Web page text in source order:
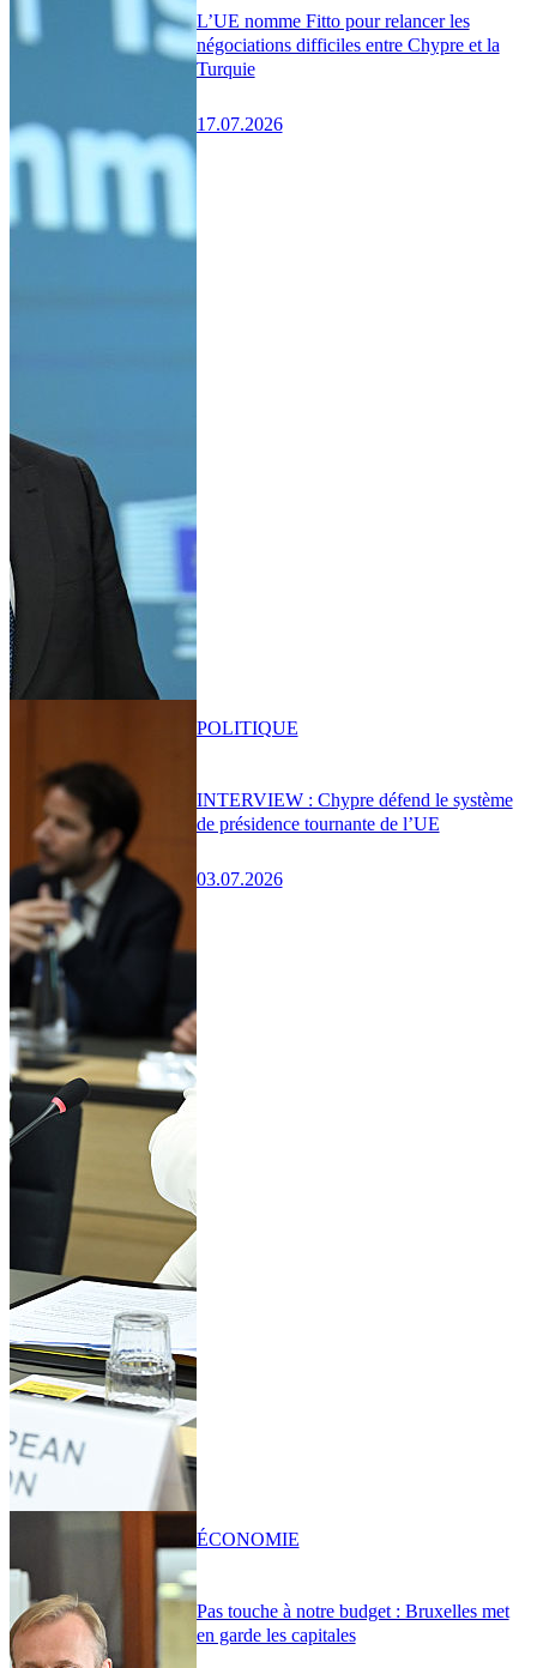
L’UE nomme Fitto pour relancer les
négociations difficiles entre Chypre et la
Turquie
17.07.2026
INTERVIEW : Chypre défend le système
de présidence tournante de l’UE
03.07.2026
POLITIQUE
Pas touche à notre budget : Bruxelles met
en garde les capitales
ÉCONOMIE